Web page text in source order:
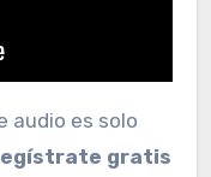
audio es solo
gratis